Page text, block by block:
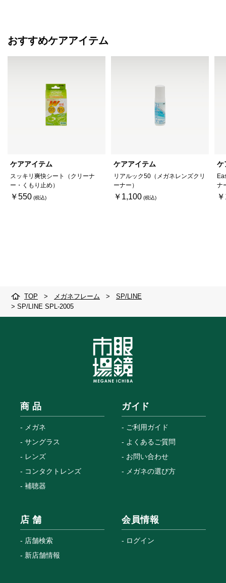
おすすめケアアイテム
ケアアイテム
スッキリ爽快シート（クリーナ
ー・くもり止め）
￥550
ケアアイテム
リアルック50（メガネレンズクリ
ーナー）
￥1,100
ケ
ナ
TOP > メガネフレーム >
SP/LINE
> SP/LINE SPL-2005
商 品
メガネ
サングラス
レンズ
コンタクトレンズ
補聴器
ガイド
ご利用ガイド
よくあるご質問
お問い合わせ
メガネの選び方
店 舗
店舗検索
新店舗情報
会員情報
ログイン